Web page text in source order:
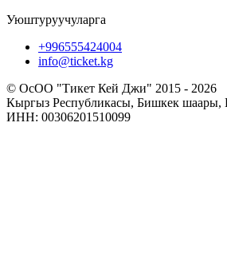
Уюштуруучуларга
+996555424004
info@ticket.kg
© ОсОО "Тикет Кей Джи" 2015 - 2026
Кыргыз Республикасы, Бишкек шаары,
ИНН: 00306201510099